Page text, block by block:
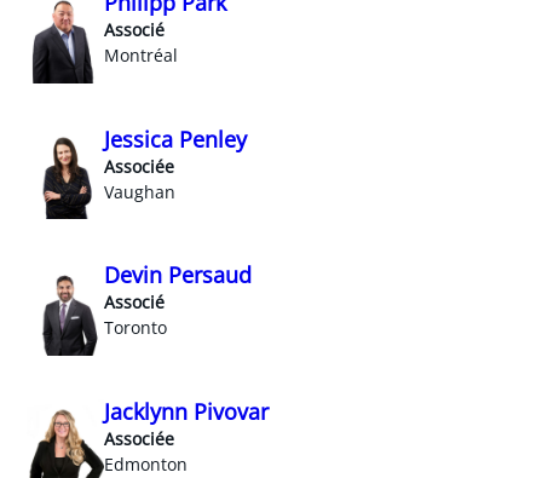
Associé
Montréal
Jessica Penley
Associée
Vaughan
Devin Persaud
Associé
Toronto
Jacklynn Pivovar
Associée
Edmonton